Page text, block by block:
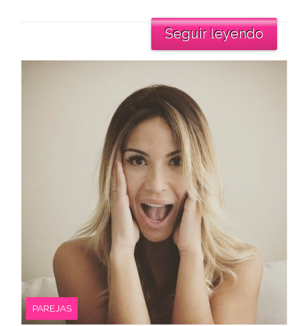
Seguir leyendo
PAREJAS